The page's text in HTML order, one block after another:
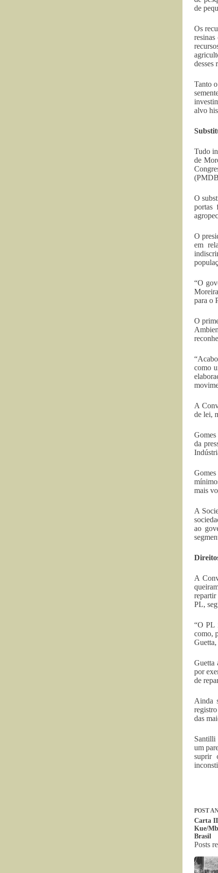
de
Os
desses
Tanto
alvo
Tudo
de
O
portas
O
em
“O
para o
O
como
A
de lei,
da
mais
A
ao
A
repartir
PL,
“O PL
como,
Guetta
por
de
Ainda
das
Santilli
um
suprir
POST
Carta
Kue/
Brasil
Posts